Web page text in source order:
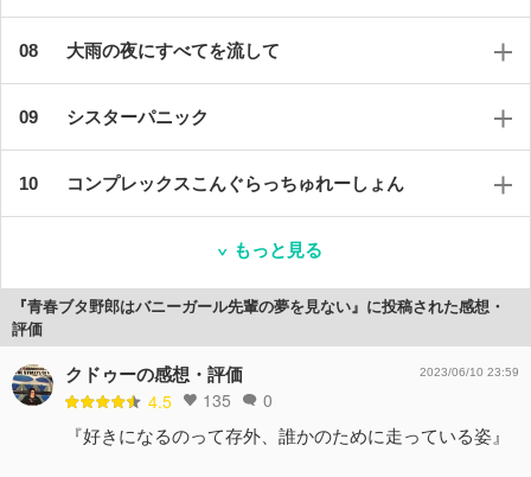
大雨の夜にすべてを流して
シスターパニック
コンプレックスこんぐらっちゅれーしょん
もっと見る
『青春ブタ野郎はバニーガール先輩の夢を見ない』に投稿された感想・
評価
クドゥーの感想・評価
4.5 135 0
2023/06/10 23:59
『好きになるのって存外、誰かのために走っている姿』